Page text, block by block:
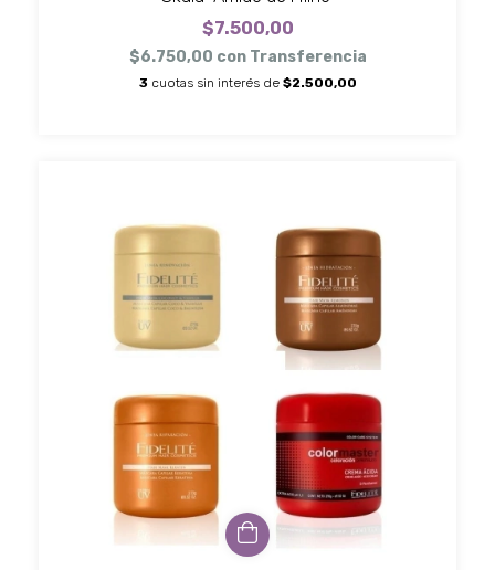
$7.500,00
$6.750,00 con Transferencia
3 cuotas sin interés de $2.500,00